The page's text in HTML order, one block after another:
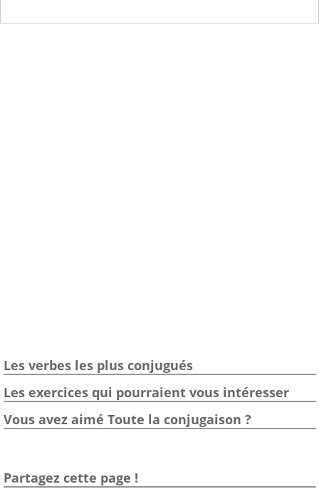
Les verbes les plus conjugués
Les exercices qui pourraient vous intéresser
Vous avez aimé Toute la conjugaison ?
Partagez cette page !